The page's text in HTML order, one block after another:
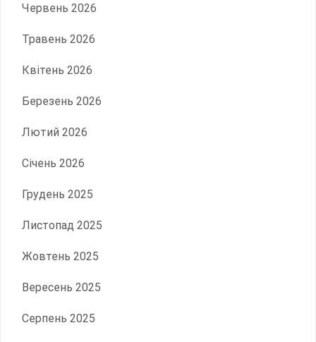
Червень 2026
Травень 2026
Квітень 2026
Березень 2026
Лютий 2026
Січень 2026
Грудень 2025
Листопад 2025
Жовтень 2025
Вересень 2025
Серпень 2025